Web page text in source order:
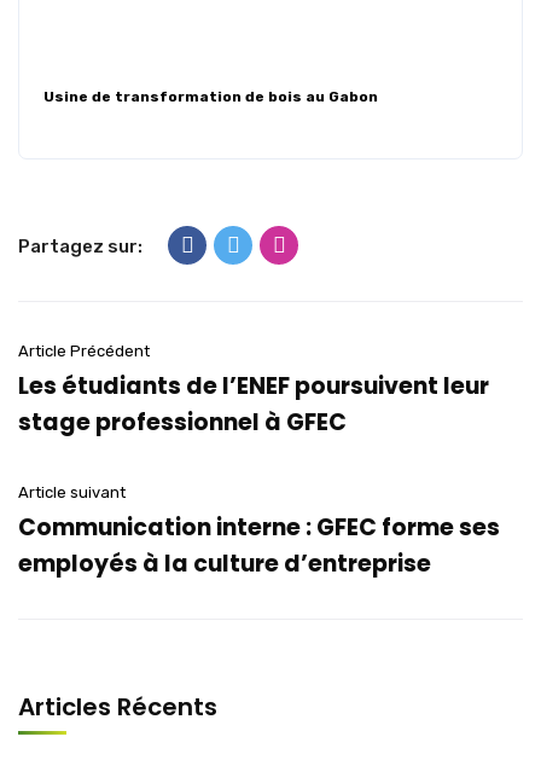
Usine de transformation de bois au Gabon
Partagez sur:
Article Précédent
Les étudiants de l’ENEF poursuivent leur
stage professionnel à GFEC
Article suivant
Communication interne : GFEC forme ses
employés à la culture d’entreprise
Articles Récents